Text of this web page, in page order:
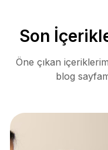
Son
Öne çıkan
blog